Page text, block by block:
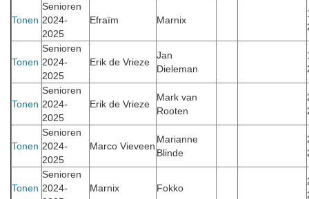
Tonen
Senioren
2024-
2025
Efraïm Marnix
Tonen
Senioren
2024-
2025
Erik de Vrieze
Jan
Dieleman
Tonen
Senioren
2024-
2025
Erik de Vrieze
Mark van
Rooten
Tonen
Senioren
2024-
2025
Marco Vieveen
Marianne
Blinde
Tonen
Senioren
2024-
Marnix Fokko